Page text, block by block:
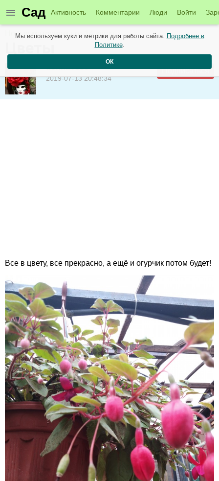
Сад Активность Комментарии Люди Войти
Новые материалы от 14 июля
donna rose
2019-07-13 20:48:34
Подписаться
Все в цвету, все прекрасно, а ещё и огурчик потом будет!
Мы используем куки и метрики для работы сайта. Подробнее в
Политике.
ОК